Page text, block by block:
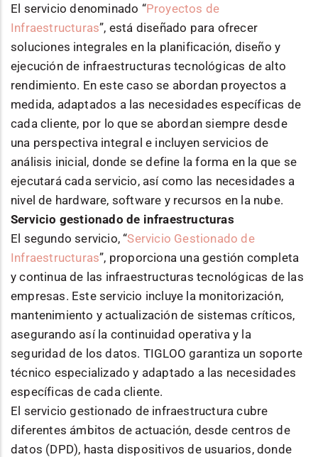
El servicio denominado “Proyectos de
Infraestructuras”, está diseñado para ofrecer
soluciones integrales en la planificación, diseño y
ejecución de infraestructuras tecnológicas de alto
rendimiento. En este caso se abordan proyectos a
medida, adaptados a las necesidades específicas de
cada cliente, por lo que se abordan siempre desde
una perspectiva integral e incluyen servicios de
análisis inicial, donde se define la forma en la que se
ejecutará cada servicio, así como las necesidades a
nivel de hardware, software y recursos en la nube.
Servicio gestionado de infraestructuras
El segundo servicio, “Servicio Gestionado de
Infraestructuras”, proporciona una gestión completa
y continua de las infraestructuras tecnológicas de las
empresas. Este servicio incluye la monitorización,
mantenimiento y actualización de sistemas críticos,
asegurando así la continuidad operativa y la
seguridad de los datos. TIGLOO garantiza un soporte
técnico especializado y adaptado a las necesidades
específicas de cada cliente.
El servicio gestionado de infraestructura cubre
diferentes ámbitos de actuación, desde centros de
datos (DPD), hasta dispositivos de usuarios, donde